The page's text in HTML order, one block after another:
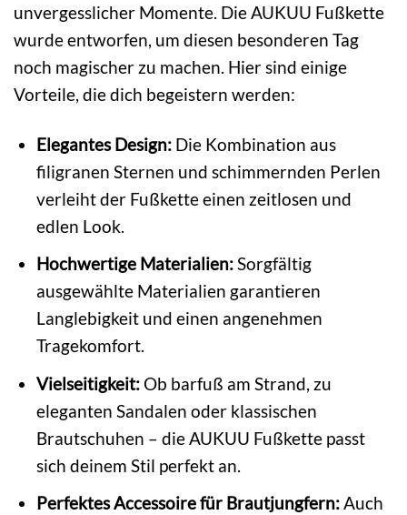
unvergesslicher Momente. Die AUKUU Fußkette
wurde entworfen, um diesen besonderen Tag
noch magischer zu machen. Hier sind einige
Vorteile, die dich begeistern werden:
Elegantes Design:Die Kombination aus
filigranen Sternen und schimmernden Perlen
verleiht der Fußkette einen zeitlosen und
edlen Look.
Hochwertige Materialien:Sorgfältig
ausgewählte Materialien garantieren
Langlebigkeit und einen angenehmen
Tragekomfort.
Vielseitigkeit:Ob barfuß am Strand, zu
eleganten Sandalen oder klassischen
Brautschuhen – die AUKUU Fußkette passt
sich deinem Stil perfekt an.
Perfektes Accessoire für Brautjungfern:Auch